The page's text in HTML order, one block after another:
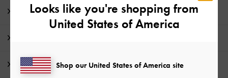
商品説明
特典
Looks like you're shopping from
United States of America
Shop our United States of America site